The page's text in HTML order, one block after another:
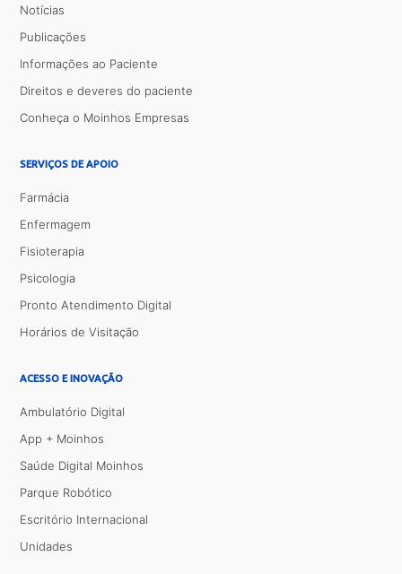
Notícias
Publicações
Informações ao Paciente
Direitos e deveres do paciente
Conheça o Moinhos Empresas
SERVIÇOS DE APOIO
Farmácia
Enfermagem
Fisioterapia
Psicologia
Pronto Atendimento Digital
Horários de Visitação
ACESSO E INOVAÇÃO
Ambulatório Digital
App + Moinhos
Saúde Digital Moinhos
Parque Robótico
Escritório Internacional
Unidades